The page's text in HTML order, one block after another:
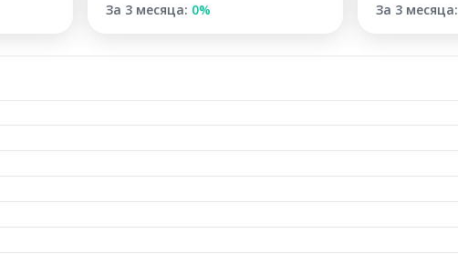
За 3 месяца: 0% За 3 месяца: